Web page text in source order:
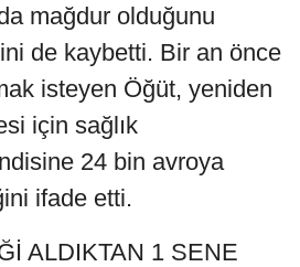
mağdur olduğunu
de kaybetti. Bir an önce
isteyen Öğüt, yeniden
için sağlık
24 bin avroya
ifade etti.
ALDIKTAN 1 SENE